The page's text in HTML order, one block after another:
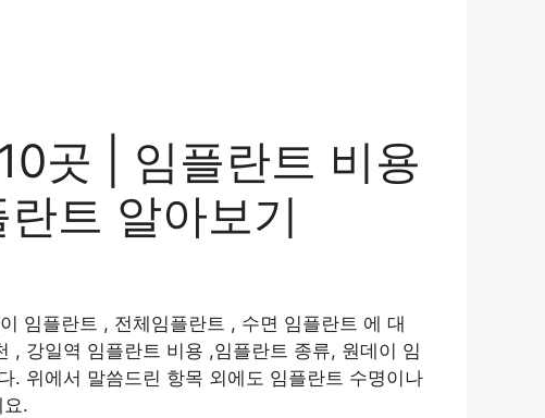
곳 | 임플란트 비용
트 알아보기
임플란트 , 전체임플란트 , 수면 임플란트 에 대
, 강일역 임플란트 비용 ,임플란트 종류, 원데이 임
. 위에서 말씀드린 항목 외에도 임플란트 수명이나
.